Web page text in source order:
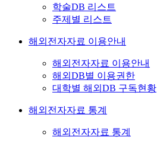
학술DB 리스트
주제별 리스트
해외전자자료 이용안내
해외전자자료 이용안내
해외DB별 이용권한
대학별 해외DB 구독현황
해외전자자료 통계
해외전자자료 통계